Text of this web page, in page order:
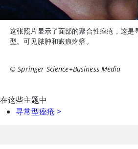
这张照片显示了面部的聚合性痤疮，这是
型。可见脓肿和瘢痕疙瘩。
© Springer Science+Business Media
在这些主题中
寻常型痤疮 >